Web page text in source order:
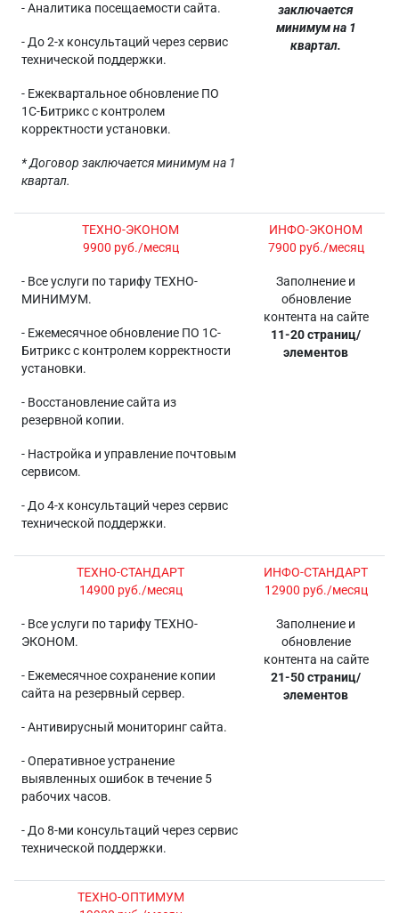
- Аналитика посещаемости сайта.
- До 2-х консультаций через сервис
технической поддержки.
- Ежеквартальное обновление ПО
1С-Битрикс с контролем
корректности установки.
* Договор заключается минимум на 1
квартал.
заключается
минимум на 1
квартал.
ТЕХНО-ЭКОНОМ
9900 руб./месяц
- Все услуги по тарифу ТЕХНО-
МИНИМУМ.
- Ежемесячное обновление ПО 1С-
Битрикс с контролем корректности
установки.
- Восстановление сайта из
резервной копии.
- Настройка и управление почтовым
сервисом.
- До 4-х консультаций через сервис
технической поддержки.
ИНФО-ЭКОНОМ
7900 руб./месяц
Заполнение и
обновление
контента на сайте
11-20 страниц/
элементов
ТЕХНО-СТАНДАРТ
14900 руб./месяц
- Все услуги по тарифу ТЕХНО-
ЭКОНОМ.
- Ежемесячное сохранение копии
сайта на резервный сервер.
- Антивирусный мониторинг сайта.
- Оперативное устранение
выявленных ошибок в течение 5
рабочих часов.
- До 8-ми консультаций через сервис
технической поддержки.
ИНФО-СТАНДАРТ
12900 руб./месяц
Заполнение и
обновление
контента на сайте
21-50 страниц/
элементов
ТЕХНО-ОПТИМУМ